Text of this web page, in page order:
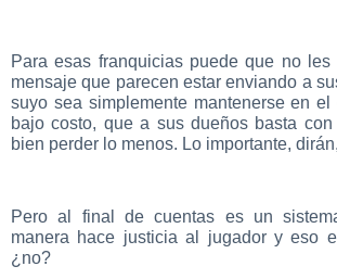
Para esas franquicias puede que no les
mensaje que parecen estar enviando a
suyo sea simplemente mantenerse en el
bajo costo, que a sus dueños basta con
bien perder lo menos. Lo importante,
Pero al final de cuentas es un
manera hace justicia al jugador y eso
¿no?